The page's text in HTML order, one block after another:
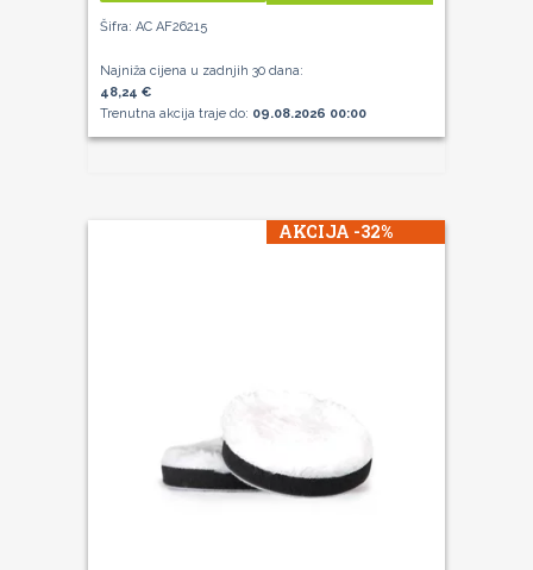
Šifra: AC AF26215
Najniža cijena u zadnjih 30 dana:
48,24 €
Trenutna akcija traje do: 09.08.2026 00:00
AKCIJA -32%